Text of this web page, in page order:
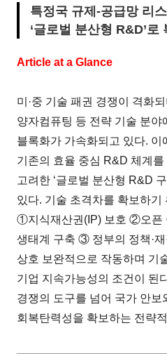
특정국 규제-공급망 리
‘글로벌 분산형 R&D’로
Article at a Glance
미·중 기술 패권 경쟁이 격화
양자컴퓨팅 등 전략 기술 분야
블록화가 가속화되고 있다. 이
기존의 효율 중심 R&D 체계
고려한 ‘글로벌 분산형 R&D
있다. 기술 초격차를 확보하기
①지식재산권(IP) 보호 ②오픈
생태계 구축 ③ 정부의 정책·
상호 보완적으로 작동하며 기
기업 지속가능성의 조건이 된
경쟁의 도구를 넘어 국가 안보
회복탄력성을 확보하는 전략